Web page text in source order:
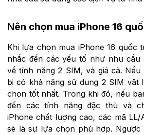
Nên chọn mua iPhone 16
Khi lựa chọn mua iPhone 16 quốc
nhắc đến các yếu tố như nhu cầu
về tính năng 2 SIM, và giá cả.
bị có khả năng sử dụng 2 SIM vật
chọn tốt nhất. Trong khi đó, nếu
đến các tính năng đặc thù và
iPhone chất lượng cao, các mã
sẽ là sự lựa chọn phù hợp. Ngược